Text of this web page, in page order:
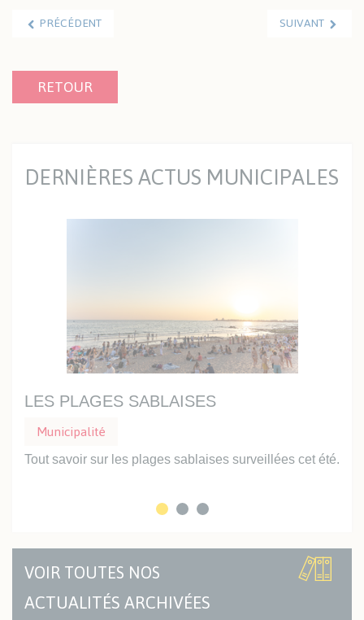
PRÉCÉDENT SUIVANT
RETOUR
DERNIÈRES ACTUS MUNICIPALES
LES PLAGES SABLAISES
Municipalité
Tout savoir sur les plages sablaises surveillées cet été.
VOIR TOUTES NOS
ACTUALITÉS ARCHIVÉES